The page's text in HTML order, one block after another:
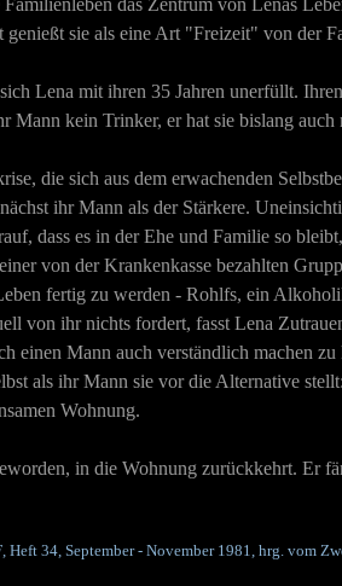
das Zentrum von Lenas
sie als eine Art "Freizeit" von der
Lena mit ihren 35 Jahren unerfüllt.
Mann kein Trinker, er hat sie bislang
die sich aus dem erwachenden
ihr Mann als der Stärkere.
dass es in der Ehe und Familie so
von der Krankenkasse bezahlten
fertig zu werden - Rohlfs, ein
von ihr nichts fordert, fasst Lena
einen Mann auch verständlich machen
als ihr Mann sie vor die Alternative
Wohnung.
in die Wohnung zurückkehrt. Er
, Heft 34, September - November 1981, hrg. vom